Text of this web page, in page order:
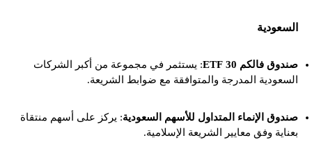
السعودية
صندوق فالكم 30 ETF
: يستثمر في مجموعة من أكبر الشركات
السعودية المدرجة والمتوافقة مع ضوابط الشريعة.
صندوق الإنماء المتداول للأسهم السعودية: يركز على أسهم منتقاة
بعناية وفق معايير الشريعة الإسلامية.